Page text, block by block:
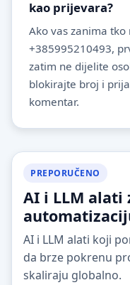
kao prijevara?
Ako vas zanima tko
+385995210493,
zatim ne dijelite
blokirajte broj i
komentar.
PREPORUČENO
AI i LLM alati
AI i LLM alati koji
da brze pokrenu
skaliraju globalno.